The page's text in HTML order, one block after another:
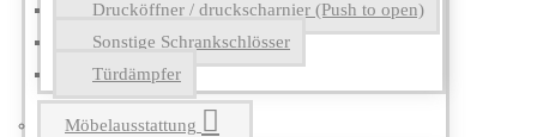
Drucköffner / druckscharnier (Push to open)
Sonstige Schrankschlösser
Türdämpfer
Möbelausstattung